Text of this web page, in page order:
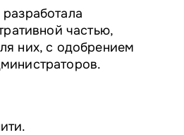
частью,
них, с одобрением